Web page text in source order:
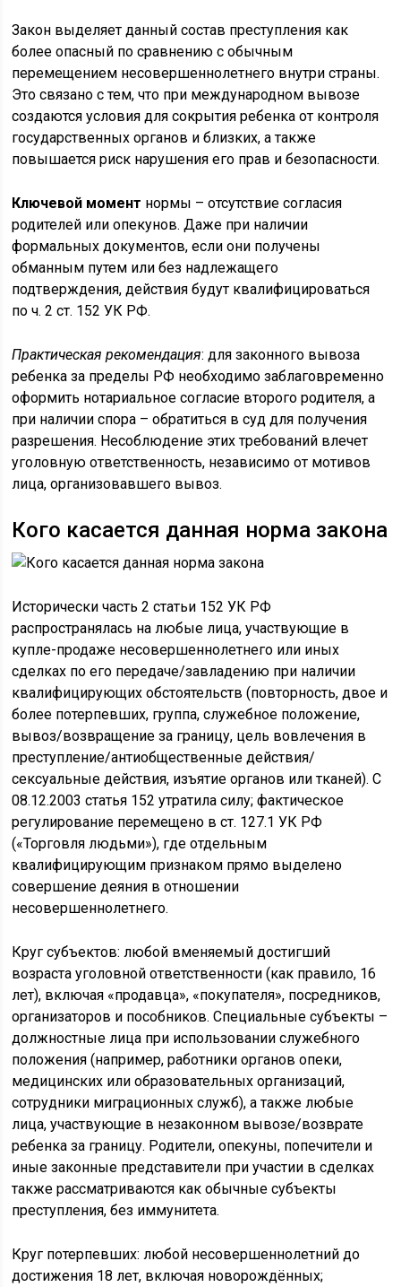
Закон выделяет данный состав преступления как
более опасный по сравнению с обычным
перемещением несовершеннолетнего внутри страны.
Это связано с тем, что при международном вывозе
создаются условия для сокрытия ребенка от контроля
государственных органов и близких, а также
повышается риск нарушения его прав и безопасности.
Ключевой момент нормы – отсутствие согласия
родителей или опекунов. Даже при наличии
формальных документов, если они получены
обманным путем или без надлежащего
подтверждения, действия будут квалифицироваться
по ч. 2 ст. 152 УК РФ.
Практическая рекомендация: для законного вывоза
ребенка за пределы РФ необходимо заблаговременно
оформить нотариальное согласие второго родителя, а
при наличии спора – обратиться в суд для получения
разрешения. Несоблюдение этих требований влечет
уголовную ответственность, независимо от мотивов
лица, организовавшего вывоз.
Кого касается данная норма закона
Исторически часть 2 статьи 152 УК РФ
распространялась на любые лица, участвующие в
купле-продаже несовершеннолетнего или иных
сделках по его передаче/завладению при наличии
квалифицирующих обстоятельств (повторность, двое и
более потерпевших, группа, служебное положение,
вывоз/возвращение за границу, цель вовлечения в
преступление/антиобщественные действия/
сексуальные действия, изъятие органов или тканей). С
08.12.2003 статья 152 утратила силу; фактическое
регулирование перемещено в ст. 127.1 УК РФ
(«Торговля людьми»), где отдельным
квалифицирующим признаком прямо выделено
совершение деяния в отношении
несовершеннолетнего.
Круг субъектов: любой вменяемый достигший
возраста уголовной ответственности (как правило, 16
лет), включая «продавца», «покупателя», посредников,
организаторов и пособников. Специальные субъекты –
должностные лица при использовании служебного
положения (например, работники органов опеки,
медицинских или образовательных организаций,
сотрудники миграционных служб), а также любые
лица, участвующие в незаконном вывозе/возврате
ребенка за границу. Родители, опекуны, попечители и
иные законные представители при участии в сделках
также рассматриваются как обычные субъекты
преступления, без иммунитета.
Круг потерпевших: любой несовершеннолетний до
достижения 18 лет, включая новорождённых;